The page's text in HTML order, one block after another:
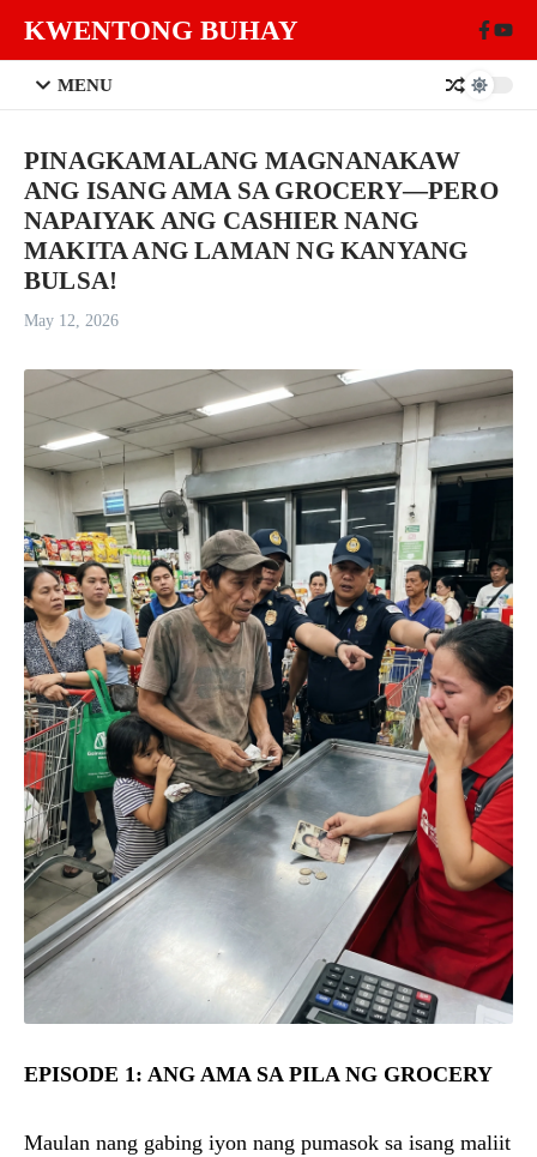
KWENTONG BUHAY
MENU
PINAGKAMALANG MAGNANAKAW
ANG ISANG AMA SA GROCERY—PERO
NAPAIYAK ANG CASHIER NANG
MAKITA ANG LAMAN NG KANYANG
BULSA!
May 12, 2026
EPISODE 1: ANG AMA SA PILA NG GROCERY
Maulan nang gabing iyon nang pumasok sa isang maliit